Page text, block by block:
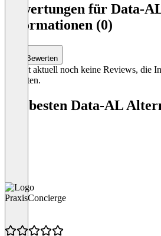
Bewertungen für Data-
Informationen (0)
Bewerten
Es gibt aktuell noch keine Reviews, die
enthalten.
Die besten Data-AL
PraxisConcierge